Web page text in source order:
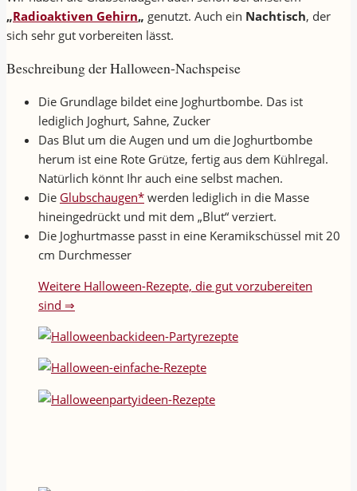
„Radioaktiven Gehirn„ genutzt. Auch ein Nachtisch, der
sich sehr gut vorbereiten lässt.
Beschreibung der Halloween-Nachspeise
Die Grundlage bildet eine Joghurtbombe. Das ist
lediglich Joghurt, Sahne, Zucker
Das Blut um die Augen und um die Joghurtbombe
herum ist eine Rote Grütze, fertig aus dem Kühlregal.
Natürlich könnt Ihr auch eine selbst machen.
Die Glubschaugen* werden lediglich in die Masse
hineingedrückt und mit dem „Blut“ verziert.
Die Joghurtmasse passt in eine Keramikschüssel mit 20
cm Durchmesser
Weitere Halloween-Rezepte, die gut vorzubereiten
sind ⇒